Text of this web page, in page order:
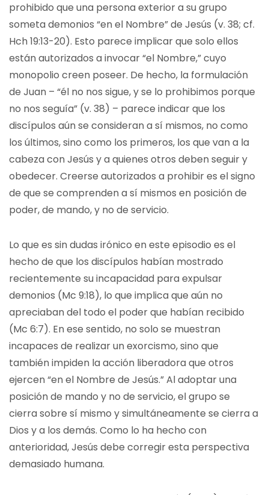
prohibido que una persona exterior a su grupo
someta demonios “en el Nombre” de Jesús (v. 38; cf.
Hch 19:13-20). Esto parece implicar que solo ellos
están autorizados a invocar “el Nombre,” cuyo
monopolio creen poseer. De hecho, la formulación
de Juan – “él no nos sigue, y se lo prohibimos porque
no nos seguía” (v. 38) – parece indicar que los
discípulos aún se consideran a sí mismos, no como
los últimos, sino como los primeros, los que van a la
cabeza con Jesús y a quienes otros deben seguir y
obedecer. Creerse autorizados a prohibir es el signo
de que se comprenden a sí mismos en posición de
poder, de mando, y no de servicio.
Lo que es sin dudas irónico en este episodio es el
hecho de que los discípulos habían mostrado
recientemente su incapacidad para expulsar
demonios (Mc 9:18), lo que implica que aún no
apreciaban del todo el poder que habían recibido
(Mc 6:7). En ese sentido, no solo se muestran
incapaces de realizar un exorcismo, sino que
también impiden la acción liberadora que otros
ejercen “en el Nombre de Jesús.” Al adoptar una
posición de mando y no de servicio, el grupo se
cierra sobre sí mismo y simultáneamente se cierra a
Dios y a los demás. Como lo ha hecho con
anterioridad, Jesús debe corregir esta perspectiva
demasiado humana.